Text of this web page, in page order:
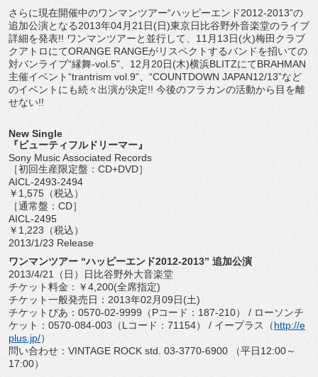
さらに現在開催中のワンマンツアー“ハッピーエンド2012-2013”の
追加公演となる2013年04月21日(日)東京日比谷野外音楽堂のライブ
詳細を発表!! ワンマンツアーと並行して、11月13日(火)梅田クラブ
クアトロにてORANGE RANGEがリスペクトするバンドを招いての
対バンライブ“縁舞-vol.5”、12月20日(木)横浜BLITZにてBRAHMAN
主催イベント“trantrism vol.9”、“COUNTDOWN JAPAN12/13”など
のイベントにも続々出演が決定!! 今後のフラカンの活動から目を離
せない!!
New Single
『ビューティフルドリーマー』
Sony Music Associated Records
［初回生産限定盤：CD+DVD］
AICL-2493-2494
￥1,575（税込）
［通常盤：CD］
AICL-2495
￥1,223（税込）
2013/1/23 Release
ワンマンツアー “ハッピーエンド2012-2013” 追加公演
2013/4/21（日）日比谷野外大音楽堂
チケット料金：￥4,200(全席指定)
チケット一般発売日：2013年02月09日(土)
チケットぴあ：0570-02-9999（Pコード：187-210） / ローソンチ
ケット：0570-084-003（Lコード：71154） / イープラス（http://e
plus.jp/）
問い合わせ：VINTAGE ROCK std. 03-3770-6900 （平日12:00～
17:00）